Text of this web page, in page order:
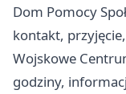
Dom Pomocy
kontakt,
Wojskowe
godziny,